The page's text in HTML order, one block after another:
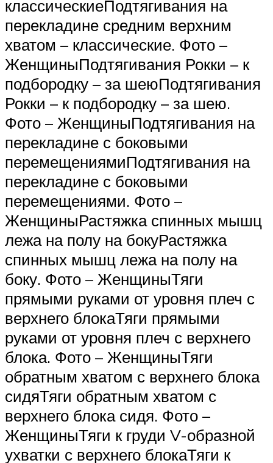
классическиеПодтягивания на
перекладине средним верхним
хватом – классические. Фото –
ЖенщиныПодтягивания Рокки – к
подбородку – за шеюПодтягивания
Рокки – к подбородку – за шею.
Фото – ЖенщиныПодтягивания на
перекладине с боковыми
перемещениямиПодтягивания на
перекладине с боковыми
перемещениями. Фото –
ЖенщиныРастяжка спинных мышц
лежа на полу на бокуРастяжка
спинных мышц лежа на полу на
боку. Фото – ЖенщиныТяги
прямыми руками от уровня плеч с
верхнего блокаТяги прямыми
руками от уровня плеч с верхнего
блока. Фото – ЖенщиныТяги
обратным хватом с верхнего блока
сидяТяги обратным хватом с
верхнего блока сидя. Фото –
ЖенщиныТяги к груди V-образной
ухватки с верхнего блокаТяги к